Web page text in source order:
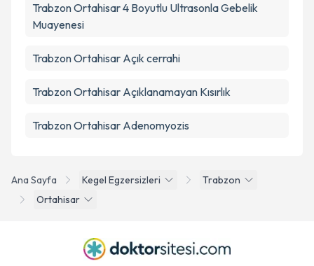
Ana Sayfa Kegel Egzersizleri
Trabzon
Ortahisar
Trabzon Ortahisar 4 Boyutlu Ultrasonla Gebelik
Muayenesi
Trabzon Ortahisar Açık cerrahi
Trabzon Ortahisar Açıklanamayan Kısırlık
Trabzon Ortahisar Adenomyozis